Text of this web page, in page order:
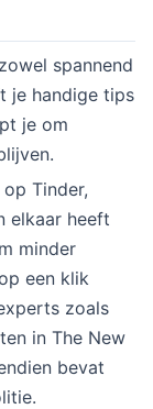
spannend
je handige tips
je om
Tinder,
elkaar heeft
minder
een klik
zoals
in The New
bevat